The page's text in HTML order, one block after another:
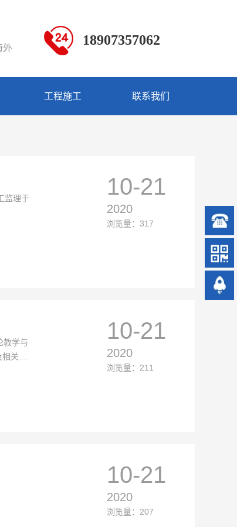
工程施工 联系我们
18907357062
外
10-21
2020
浏览量：317
监理于
10-21
2020
浏览量：211
教学与
关领
10-21
2020
浏览量：207